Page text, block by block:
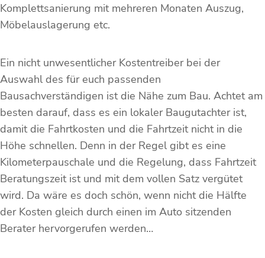
Komplettsanierung mit mehreren Monaten Auszug,
Möbelauslagerung etc.
Ein nicht unwesentlicher Kostentreiber bei der
Auswahl des für euch passenden
Bausachverständigen ist die Nähe zum Bau. Achtet am
besten darauf, dass es ein lokaler Baugutachter ist,
damit die Fahrtkosten und die Fahrtzeit nicht in die
Höhe schnellen. Denn in der Regel gibt es eine
Kilometerpauschale und die Regelung, dass Fahrtzeit
Beratungszeit ist und mit dem vollen Satz vergütet
wird. Da wäre es doch schön, wenn nicht die Hälfte
der Kosten gleich durch einen im Auto sitzenden
Berater hervorgerufen werden…